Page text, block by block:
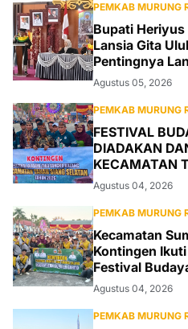
PEMKAB MURUNG
Bupati
Lansia Gita
Pentingnya
Agustus 05, 2026
PEMKAB MURUNG
FESTIVAL
DIADAKAN
KECAMATAN
Agustus 04, 2026
PEMKAB MURUNG
Kecamatan
Kontingen
Festival
2026
Agustus 04, 2026
PEMKAB MURUNG